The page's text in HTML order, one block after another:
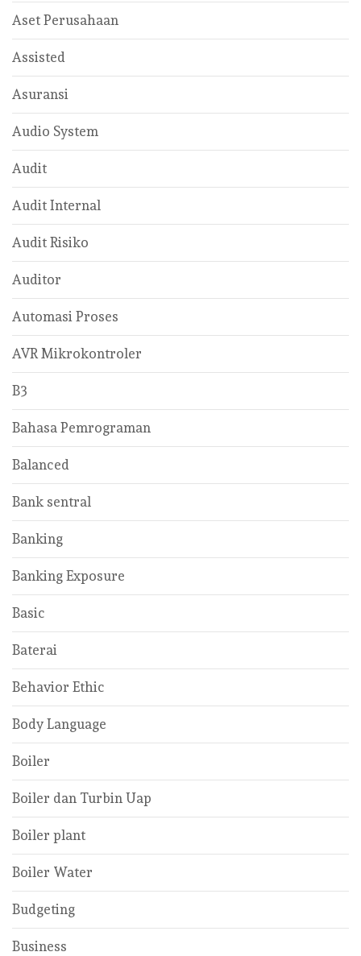
Aset Perusahaan
Assisted
Asuransi
Audio System
Audit
Audit Internal
Audit Risiko
Auditor
Automasi Proses
AVR Mikrokontroler
B3
Bahasa Pemrograman
Balanced
Bank sentral
Banking
Banking Exposure
Basic
Baterai
Behavior Ethic
Body Language
Boiler
Boiler dan Turbin Uap
Boiler plant
Boiler Water
Budgeting
Business